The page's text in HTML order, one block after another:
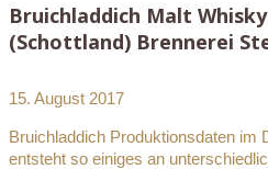
Bruichladdich Malt
(Schottland) Brennerei
15. August 2017
Bruichladdich Produktionsdaten im
entsteht so einiges an